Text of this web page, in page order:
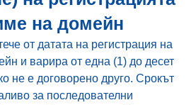
на домейн
от датата на регистрация на
и варира от една (1) до десет
не е договорено друго. Срокът
за последователни